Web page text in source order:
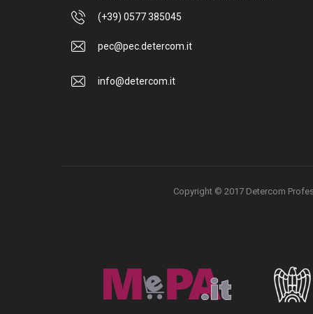
(+39) 0577 385045
pec@pec.detercom.it
info@detercom.it
Copyright © 2017 Detercom